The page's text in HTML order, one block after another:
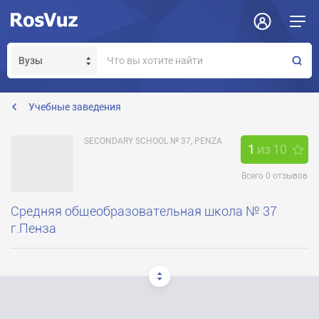
Учебные заведения
SECONDARY SCHOOL № 37, PENZA
1 из 10
Всего 0 отзывов
Средняя общеобразовательная школа № 37
г.Пенза
school37@guoedu.ru